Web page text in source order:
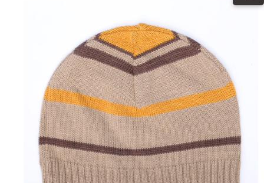
4.訂單成立30分鐘內，如未前往確認交易或遇審核未通過，訂單將自動取
1.分期款項不併入電信帳單，「大哥付你分期」於每月結算日後寄送繳費提
2.透過簡訊連結打開帳單後，可選擇「超商條碼／台灣大直營門市／銀行轉
帳／街口支付／iPASS MONEY」等通路繳費。
【注意事項】
1.本服務係由「台灣大哥大股份有限公司」（以下簡稱本公司）所提供，讓
用戶於交易時，得透過本服務購買商品或服務，並由商店將買賣／分期付款
買賣價金債權讓與本公司後，依約使用本公司帳單繳交帳款。
2.基於同意付款使用「大哥付你分期」之契約關係目的，商店將以您的個人
資料（包含姓名、電話或地址）提供予台灣大哥大進項蒐集、處理及利用，
由本公司與您本人進行分期帳單所需資料之確認、核對及更正。
3.完整用戶服務條款，請詳閱以下連結：https://oppay.tw/userRule
２．便利：只要手機號碼，簡訊認證，即可結帳。
３．安心：先確認商品／服務後，再付款。
【「AFTEE先享後付」結帳流程】
１．於結帳方式選擇「AFTEE先享後付」後，將跳轉至「AFTEE先享後付」
結帳頁面，進行簡訊認證並確認金額後，即可完成結帳。
２．訂單成立數日內，您將收到繳費通知簡訊。
３．收到繳費通知簡訊後14天內，點擊此簡訊中的連結，可透過四大超商／
ATM／網路銀行／等多元方式進行付款，方視為交易完成。
※ 請注意：結帳手續完成當下不需立刻繳費，但若您需要取消訂單，請聯絡
購買商品的店家。未經商家同意取消之訂單仍視為有效，需透過AFTEE先享
後付繳納相關費用。
※ 交易是否成功請以「AFTEE先享後付 」之結帳頁面顯示為準，若有關於
是否繳費成功／繳費後需取消欲退款等相關疑問，請聯繫「AFTEE先享後付
客戶支援中心」https://netprotections.freshdesk.com/support/home
每筆NT$80，滿NT$888(含以上)免運費
付款後全家取貨
每筆NT$80，滿NT$888(含以上)免運費
萊爾富取貨付款
每筆NT$60，滿NT$3,000(含以上)免運費
付款後萊爾富取貨
每筆NT$60，滿NT$3,000(含以上)免運費